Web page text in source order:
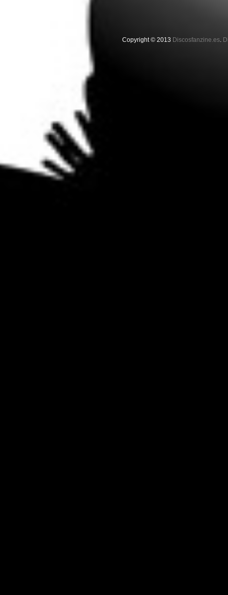
Copyright © 2013 Discosfanzine.es.